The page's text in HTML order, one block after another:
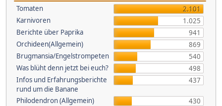
Tomaten
2.101
Karnivoren
1.025
Berichte über Paprika
941
Orchideen(Allgemein)
869
Brugmansia/Engelstrompeten
540
Was blüht denn jetzt bei euch?
498
Infos und Erfahrungsberichte
rund um die Banane
437
Philodendron (Allgemein)
430